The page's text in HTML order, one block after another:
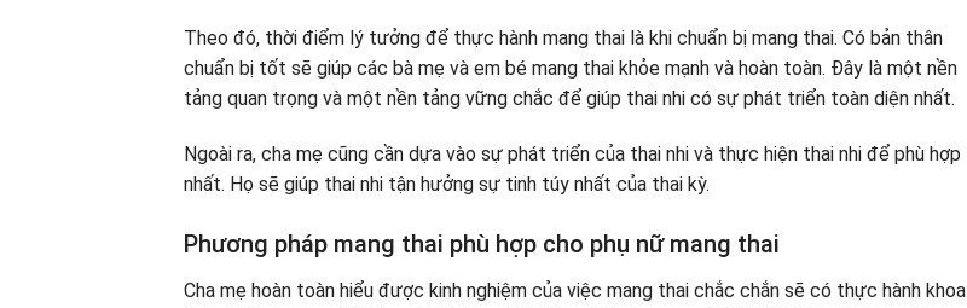
Theo đó, thời điểm lý tưởng để thực hành mang thai là khi chuẩn bị mang thai. Có bản thân
chuẩn bị tốt sẽ giúp các bà mẹ và em bé mang thai khỏe mạnh và hoàn toàn. Đây là một nền
tảng quan trọng và một nền tảng vững chắc để giúp thai nhi có sự phát triển toàn diện nhất.
Ngoài ra, cha mẹ cũng cần dựa vào sự phát triển của thai nhi và thực hiện thai nhi để phù hợp
nhất. Họ sẽ giúp thai nhi tận hưởng sự tinh túy nhất của thai kỳ.
Phương pháp mang thai phù hợp cho phụ nữ mang thai
Cha mẹ hoàn toàn hiểu được kinh nghiệm của việc mang thai chắc chắn sẽ có thực hành khoa